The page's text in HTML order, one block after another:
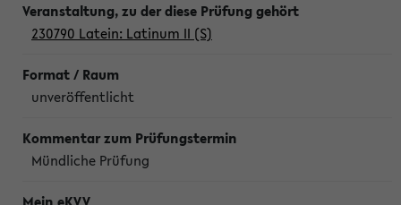
230790 Latein: Latinum II (S)
unveröffentlicht
Mündliche Prüfung